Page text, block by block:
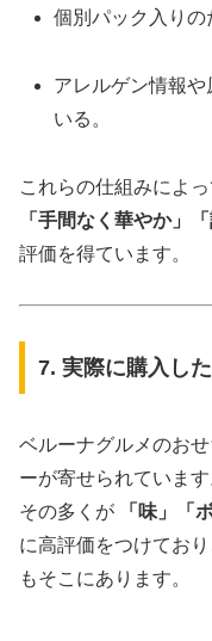
個別パック入りの
アレルゲン情報
いる。
これらの仕組みによ
「手間なく華やか」
評価を得ています。
7. 実際に購入し
ベルーナグルメのお
ーが寄せられています
その多くが
「味」「
に高評価をつけてお
もそこにあります。